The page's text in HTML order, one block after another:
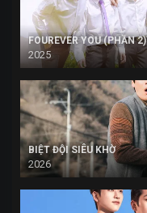
FOUREVER YOU (PHẦN 2)
2025
BIỆT ĐỘI SIÊU KHỜ
2026